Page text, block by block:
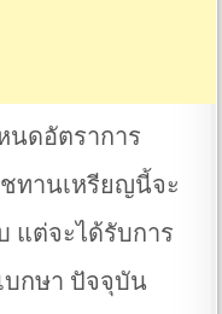
นดอัตราการ
ทานเหรียญนี้จะ
แต่จะได้รับการ
บกษา ปัจจุบัน